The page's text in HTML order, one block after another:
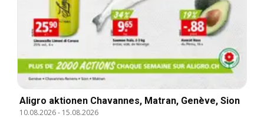
Aligro aktionen Chavannes, Matran, Genève, Sion
10.08.2026- 15.08.2026